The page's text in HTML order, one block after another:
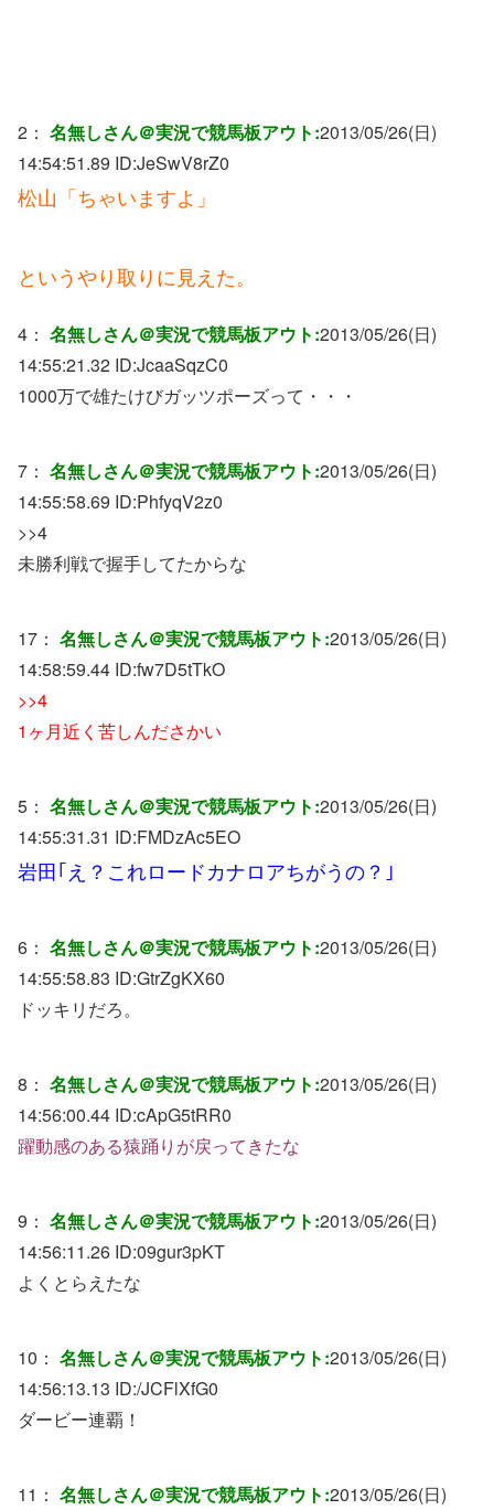
2： 名無しさん＠実況で競馬板アウト:2013/05/26(日)
14:54:51.89 ID:JeSwV8rZ0
松山「ちゃいますよ」
というやり取りに見えた。
4： 名無しさん＠実況で競馬板アウト:2013/05/26(日)
14:55:21.32 ID:JcaaSqzC0
1000万で雄たけびガッツポーズって・・・
7： 名無しさん＠実況で競馬板アウト:2013/05/26(日)
14:55:58.69 ID:PhfyqV2z0
>>4
未勝利戦で握手してたからな
17： 名無しさん＠実況で競馬板アウト:2013/05/26(日)
14:58:59.44 ID:fw7D5tTkO
>>4
1ヶ月近く苦しんださかい
5： 名無しさん＠実況で競馬板アウト:2013/05/26(日)
14:55:31.31 ID:FMDzAc5EO
岩田｢え？これロードカナロアちがうの？｣
6： 名無しさん＠実況で競馬板アウト:2013/05/26(日)
14:55:58.83 ID:GtrZgKX60
ドッキリだろ。
8： 名無しさん＠実況で競馬板アウト:2013/05/26(日)
14:56:00.44 ID:cApG5tRR0
躍動感のある猿踊りが戻ってきたな
9： 名無しさん＠実況で競馬板アウト:2013/05/26(日)
14:56:11.26 ID:09gur3pKT
よくとらえたな
10： 名無しさん＠実況で競馬板アウト:2013/05/26(日)
14:56:13.13 ID:/JCFlXfG0
ダービー連覇！
11： 名無しさん＠実況で競馬板アウト:2013/05/26(日)